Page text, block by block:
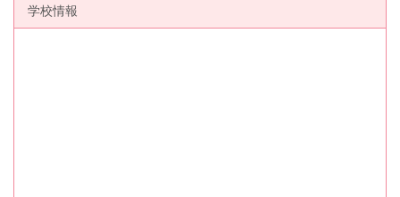
学校情報